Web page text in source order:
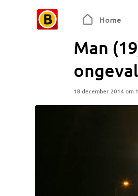
Home
Man
18 december 2014 om